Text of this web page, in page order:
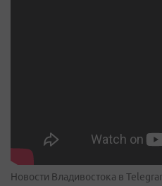
Новости Владивостока в